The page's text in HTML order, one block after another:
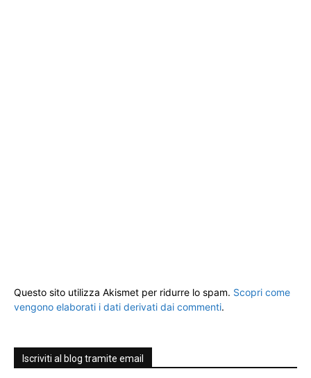
Questo sito utilizza Akismet per ridurre lo spam. Scopri come
vengono elaborati i dati derivati dai commenti.
Iscriviti al blog tramite email